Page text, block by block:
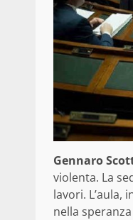
Gennaro
violenta. La
lavori. L’aula,
nella